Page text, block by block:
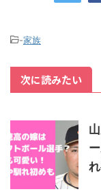
-家族
次に読みたい